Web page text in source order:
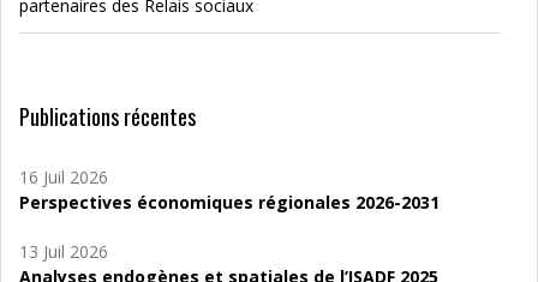
partenaires des Relais sociaux
Publications récentes
16 Juil 2026
Perspectives économiques régionales 2026-2031
13 Juil 2026
Analyses endogènes et spatiales de l’ISADF 2025